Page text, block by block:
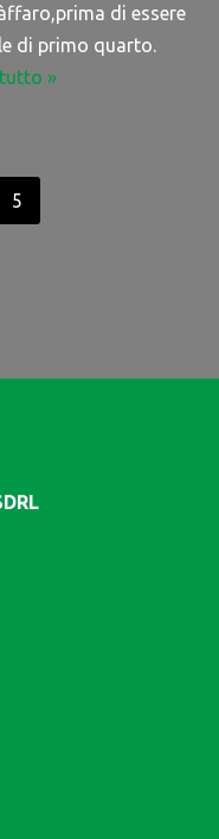
di essere
di primo quarto.
»
5